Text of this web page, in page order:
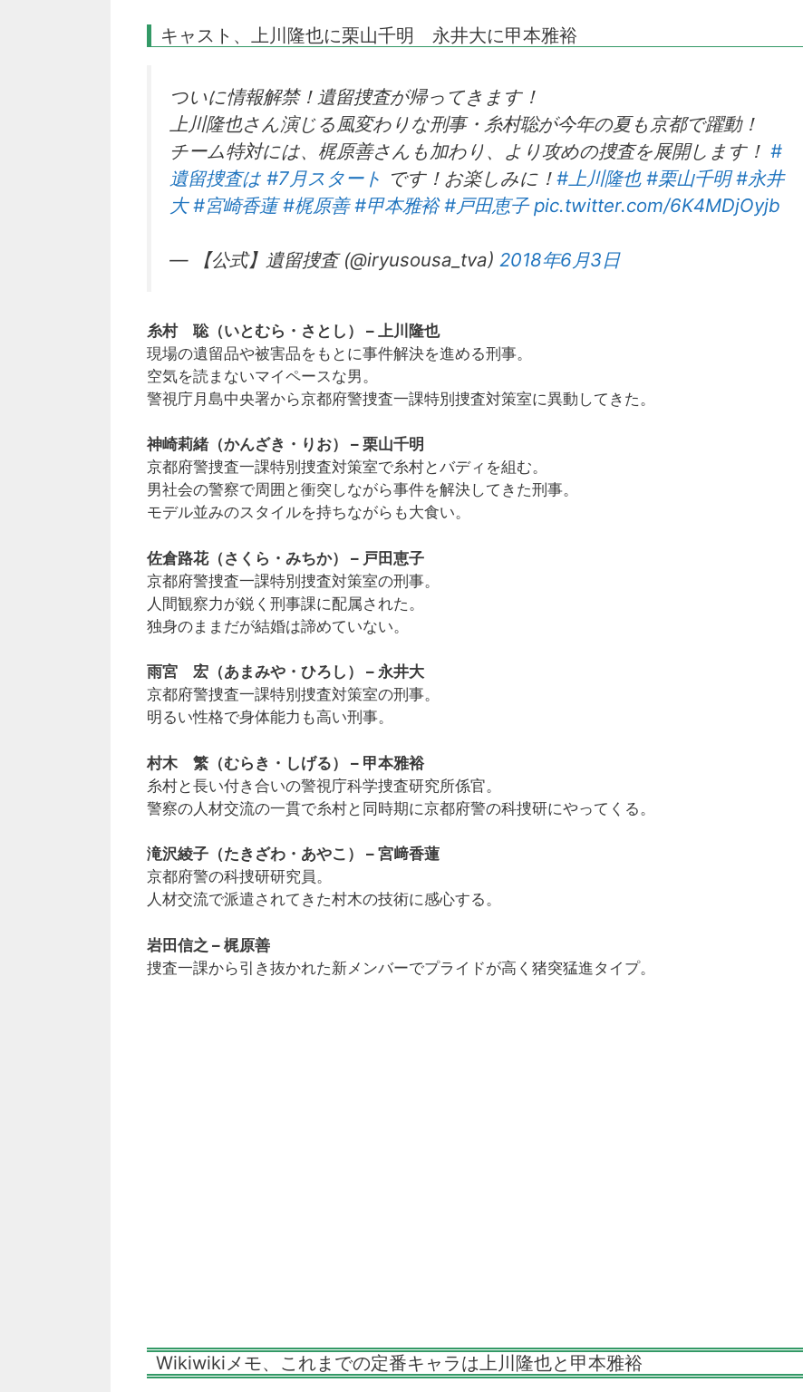
キャスト、上川隆也に栗山千明 永井大に甲本雅裕
ついに情報解禁！遺留捜査が帰ってきます！
上川隆也さん演じる風変わりな刑事・糸村聡が今年の夏も京都で躍動！
チーム特対には、梶原善さんも加わり、より攻めの捜査を展開します！ #
遺留捜査は #7月スタート です！お楽しみに！ #上川隆也 #栗山千明 #永井
大 #宮崎香蓮 #梶原善 #甲本雅裕 #戸田恵子 pic.twitter.com/6K4MDjOyjb
— 【公式】遺留捜査 (@iryusousa_tva) 2018年6月3日
糸村 聡（いとむら・さとし） – 上川隆也
現場の遺留品や被害品をもとに事件解決を進める刑事。
空気を読まないマイペースな男。
警視庁月島中央署から京都府警捜査一課特別捜査対策室に異動してきた。
神崎莉緒（かんざき・りお） – 栗山千明
京都府警捜査一課特別捜査対策室で糸村とバディを組む。
男社会の警察で周囲と衝突しながら事件を解決してきた刑事。
モデル並みのスタイルを持ちながらも大食い。
佐倉路花（さくら・みちか） – 戸田恵子
京都府警捜査一課特別捜査対策室の刑事。
人間観察力が鋭く刑事課に配属された。
独身のままだが結婚は諦めていない。
雨宮 宏（あまみや・ひろし） – 永井大
京都府警捜査一課特別捜査対策室の刑事。
明るい性格で身体能力も高い刑事。
村木 繁（むらき・しげる） – 甲本雅裕
糸村と長い付き合いの警視庁科学捜査研究所係官。
警察の人材交流の一貫で糸村と同時期に京都府警の科捜研にやってくる。
滝沢綾子（たきざわ・あやこ） – 宮﨑香蓮
京都府警の科捜研研究員。
人材交流で派遣されてきた村木の技術に感心する。
岩田信之 – 梶原善
捜査一課から引き抜かれた新メンバーでプライドが高く猪突猛進タイプ。
Wikiwikiメモ、これまでの定番キャラは上川隆也と甲本雅裕